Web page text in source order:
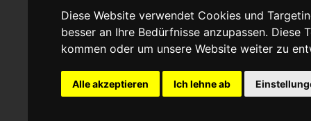
Diese Website verwendet Cookies und
besser an Ihre Bedürfnisse anzupassen. Diese
kommen oder um unsere Website weiter zu
Alle akzeptieren Ich lehne ab
chunk_split
count_chars